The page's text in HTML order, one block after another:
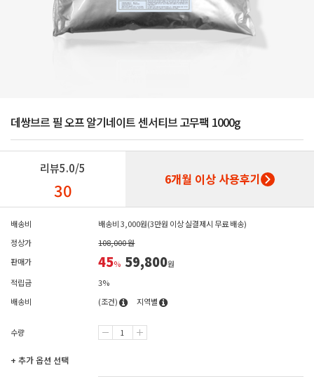
데쌍브르 필 오프 알기네이트 센서티브 고무팩 1000g
리뷰5.0/5
30 6개월 이상 사용후기
배송비
배송비 3,000원(3만원 이상 실결제시 무료 배송)
정상가
108,000 원
판매가
45% 59,800원
적립금
3%
배송비
(조건) 지역별
수량
+ 추가 옵션 선택